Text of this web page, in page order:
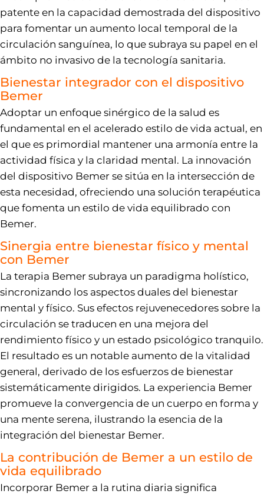
patente en la capacidad demostrada del dispositivo
para fomentar un aumento local temporal de la
circulación sanguínea, lo que subraya su papel en el
ámbito no invasivo de la tecnología sanitaria.
Bienestar integrador con el dispositivo
Bemer
Adoptar un enfoque sinérgico de la salud es
fundamental en el acelerado estilo de vida actual, en
el que es primordial mantener una armonía entre la
actividad física y la claridad mental. La innovación
del dispositivo Bemer se sitúa en la intersección de
esta necesidad, ofreciendo una solución terapéutica
que fomenta un estilo de vida equilibrado con
Bemer.
Sinergia entre bienestar físico y mental
con Bemer
La terapia Bemer subraya un paradigma holístico,
sincronizando los aspectos duales del bienestar
mental y físico. Sus efectos rejuvenecedores sobre la
circulación se traducen en una mejora del
rendimiento físico y un estado psicológico tranquilo.
El resultado es un notable aumento de la vitalidad
general, derivado de los esfuerzos de bienestar
sistemáticamente dirigidos. La experiencia Bemer
promueve la convergencia de un cuerpo en forma y
una mente serena, ilustrando la esencia de la
integración del bienestar Bemer.
La contribución de Bemer a un estilo de
vida equilibrado
Incorporar Bemer a la rutina diaria significa